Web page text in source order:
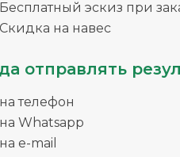
Бесплатный эскиз при
Скидка на навес
отправлять
на телефон
на Whatsapp
на e-mail